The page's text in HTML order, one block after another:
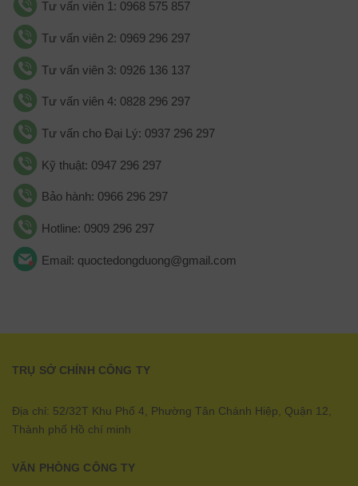
Tư vấn viên 1: 0968 575 857
Tư vấn viên 2: 0969 296 297
Tư vấn viên 3: 0926 136 137
Tư vấn viên 4: 0828 296 297
Tư vấn cho Đại Lý: 0937 296 297
Kỹ thuật: 0947 296 297
Bảo hành: 0966 296 297
Hotline: 0909 296 297
Email: quoctedongduong@gmail.com
TRỤ SỞ CHÍNH CÔNG TY
Địa chỉ: 52/32T Khu Phố 4, Phường Tân Chánh Hiệp, Quận 12,
Thành phố Hồ chí minh
VĂN PHÒNG CÔNG TY